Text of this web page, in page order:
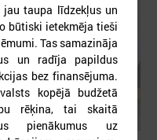
taupa līdzekļus un
būtiski ietekmēja tieši
Tas samazināja
un radīja papildus
bez finansējuma.
kopējā budžetā
rēķina, tai skaitā
pienākumus uz